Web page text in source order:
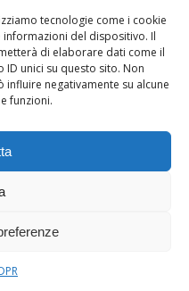
tecnologie come i cookie
del dispositivo. Il
di elaborare dati come il
unici su questo sito. Non
negativamente su alcune
funzioni.
dichiarazione dei redditi e
del"cinque per mille".
Segusini